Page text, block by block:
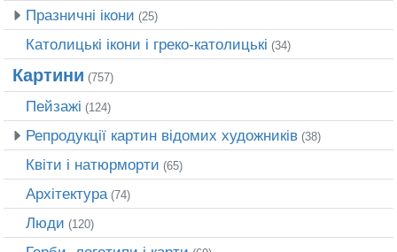
Празничні ікони (25)
Католицькі ікони і греко-католицькі (34)
Картини (757)
Пейзажі (124)
Репродукції картин відомих художників (38)
Квіти і натюрморти (65)
Архітектура(74)
Люди (120)